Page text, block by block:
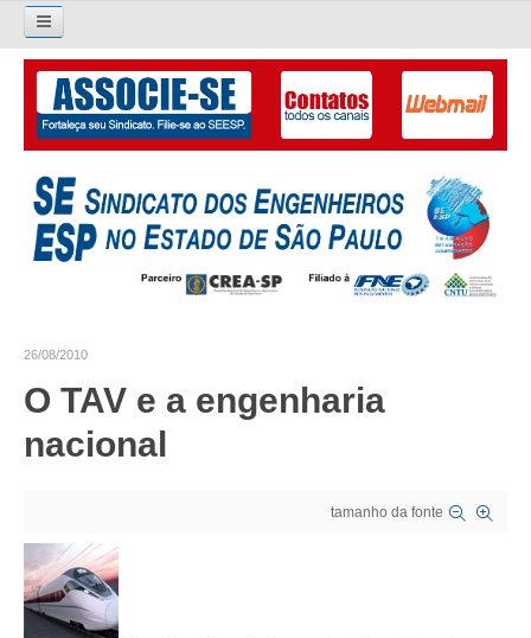
Pesquisar...
O SINDICATO
APRESENTAÇÃO
PALAVRA DO PRESIDENTE
SUBSEDES SINDICAIS
CRESCE BRASIL
CONSELHO TECNOLÓGICO
26/08/2010
O TAV e a engenharia
nacional
tamanho da fonte